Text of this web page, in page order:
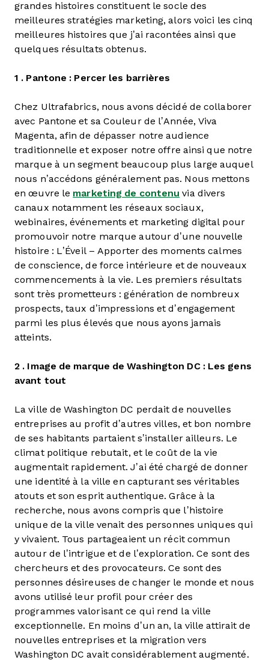
grandes histoires constituent le socle des
meilleures stratégies marketing, alors voici les cinq
meilleures histoires que j’ai racontées ainsi que
quelques résultats obtenus.
1 . Pantone : Percer les barrières
Chez Ultrafabrics, nous avons décidé de collaborer
avec Pantone et sa Couleur de l’Année, Viva
Magenta, afin de dépasser notre audience
traditionnelle et exposer notre offre ainsi que notre
marque à un segment beaucoup plus large auquel
nous n’accédons généralement pas. Nous mettons
en œuvre le marketing de contenu via divers
canaux notamment les réseaux sociaux,
webinaires, événements et marketing digital pour
promouvoir notre marque autour d’une nouvelle
histoire : L’Éveil – Apporter des moments calmes
de conscience, de force intérieure et de nouveaux
commencements à la vie. Les premiers résultats
sont très prometteurs : génération de nombreux
prospects, taux d’impressions et d’engagement
parmi les plus élevés que nous ayons jamais
atteints.
2 . Image de marque de Washington DC : Les gens
avant tout
La ville de Washington DC perdait de nouvelles
entreprises au profit d’autres villes, et bon nombre
de ses habitants partaient s’installer ailleurs. Le
climat politique rebutait, et le coût de la vie
augmentait rapidement. J’ai été chargé de donner
une identité à la ville en capturant ses véritables
atouts et son esprit authentique. Grâce à la
recherche, nous avons compris que l’histoire
unique de la ville venait des personnes uniques qui
y vivaient. Tous partageaient un récit commun
autour de l’intrigue et de l’exploration. Ce sont des
chercheurs et des provocateurs. Ce sont des
personnes désireuses de changer le monde et nous
avons utilisé leur profil pour créer des
programmes valorisant ce qui rend la ville
exceptionnelle. En moins d’un an, la ville attirait de
nouvelles entreprises et la migration vers
Washington DC avait considérablement augmenté.